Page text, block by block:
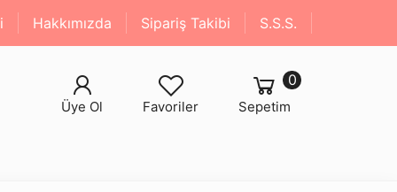
Hakkımızda Sipariş Takibi S.S.S.
Sepetim
0
Favoriler
Üye Ol